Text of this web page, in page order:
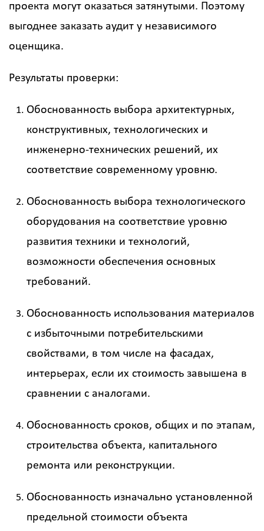
проекта могут оказаться затянутыми. Поэтому
выгоднее заказать аудит у независимого
оценщика.
Результаты проверки:
Обоснованность выбора архитектурных,
конструктивных, технологических и
инженерно-технических решений, их
соответствие современному уровню.
Обоснованность выбора технологического
оборудования на соответствие уровню
развития техники и технологий,
возможности обеспечения основных
требований.
Обоснованность использования материалов
с избыточными потребительскими
свойствами, в том числе на фасадах,
интерьерах, если их стоимость завышена в
сравнении с аналогами.
Обоснованность сроков, общих и по этапам,
строительства объекта, капитального
ремонта или реконструкции.
Обоснованность изначально установленной
предельной стоимости объекта